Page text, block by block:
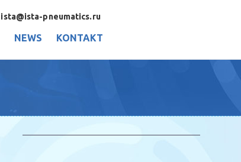
ista@ista-pneumatics.ru
NEWS KONTAKT